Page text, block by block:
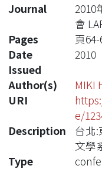
Journal
2010
會
Pages
頁64-
Date
Issued
2010
Author(s)
MIKI
URI
e/
Description
台北
文學
Type